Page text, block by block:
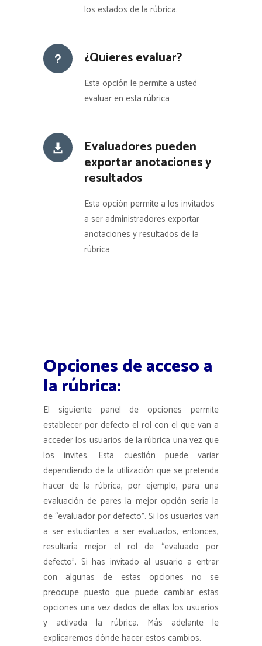
los estados de la rúbrica.
¿Quieres evaluar?
Esta opción le permite a usted
evaluar en esta rúbrica
Evaluadores pueden
exportar anotaciones y
resultados
Esta opción permite a los invitados
a ser administradores exportar
anotaciones y resultados de la
rúbrica
Opciones de acceso a
la rúbrica:
El siguiente panel de opciones permite
establecer por defecto el rol con el que van a
acceder los usuarios de la rúbrica una vez que
los invites. Esta cuestión puede variar
dependiendo de la utilización que se pretenda
hacer de la rúbrica, por ejemplo, para una
evaluación de pares la mejor opción sería la
de “evaluador por defecto”. Si los usuarios van
a ser estudiantes a ser evaluados, entonces,
resultaría mejor el rol de “evaluado por
defecto”. Si has invitado al usuario a entrar
con algunas de estas opciones no se
preocupe puesto que puede cambiar estas
opciones una vez dados de altas los usuarios
y activada la rúbrica. Más adelante le
explicaremos dónde hacer estos cambios.